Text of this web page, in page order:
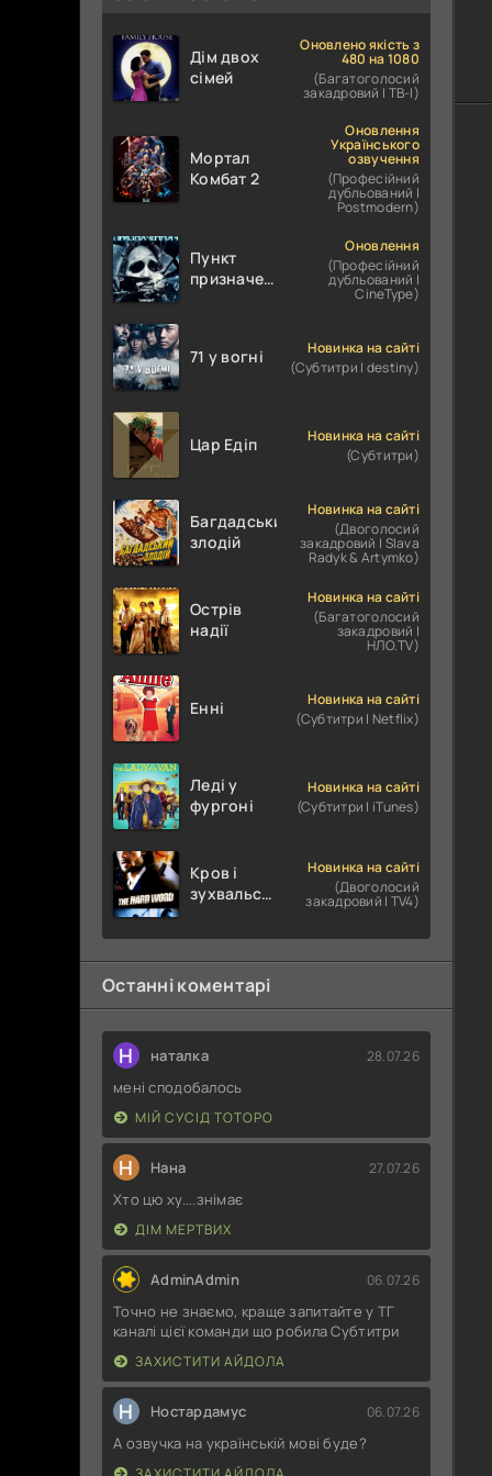
Дім двох
сімей
Оновлено якість з
480 на 1080
(Багатоголосий
закадровий | ТВ-І)
Мортал
Комбат 2
Оновлення
Українського
озвучення
(Професійний
дубльований |
Postmodern)
Пункт
призначення
Оновлення
(Професійний
дубльований |
CineType)
71 у вогні
Новинка на сайті
(Субтитри | destiny)
Цар Едіп
Новинка на сайті
(Субтитри)
Багдадський
злодій
Новинка на сайті
(Двоголосий
закадровий | Slava
Radyk & Artymko)
Острів
надії
Новинка на сайті
(Багатоголосий
закадровий |
НЛО.TV)
Енні
Новинка на сайті
(Субтитри | Netflix)
Леді у
фургоні
Новинка на сайті
(Субтитри | iTunes)
Кров і
зухвальство
пограбування
Новинка на сайті
(Двоголосий
закадровий | TV4)
Останні коментарі
Н наталка 28.07.26
мені сподобалось
МІЙ СУСІД ТОТОРО
Н Нана 27.07.26
Хто цю ху....знімає
ДІМ МЕРТВИХ
AdminAdmin 06.07.26
Точно не знаємо, краще запитайте у ТГ
каналі цієї команди що робила Субтитри
ЗАХИСТИТИ АЙДОЛА
Н Ностардамус 06.07.26
А озвучка на українській мові буде?